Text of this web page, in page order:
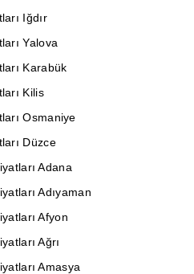
Iğdır
Yalova
Karabük
Kilis
Osmaniye
Düzce
Adana
Adıyaman
Afyon
Ağrı
Amasya